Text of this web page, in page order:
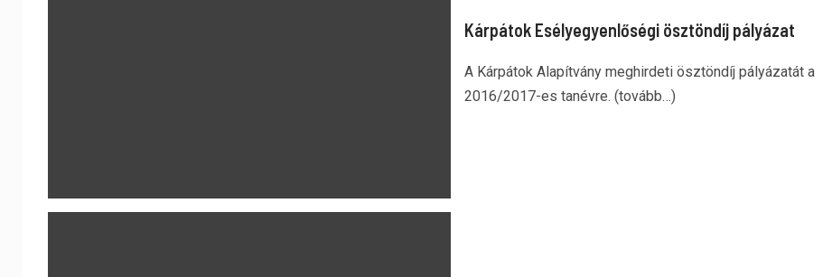
Kárpátok Esélyegyenlőségi ösztöndíj pályázat
A Kárpátok Alapítvány meghirdeti ösztöndíj pályázatát a
2016/2017-es tanévre. (tovább…)